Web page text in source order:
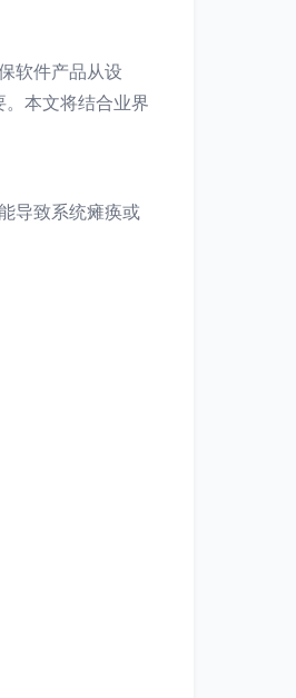
软件产品从设
本文将结合业界
导致系统瘫痪或